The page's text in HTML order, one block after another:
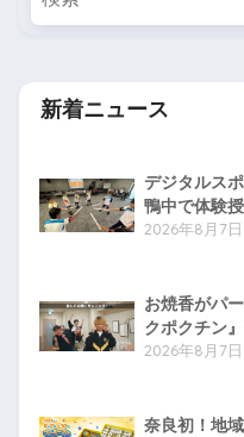
新着ニュース
デジタルス
鴨中で体験授
2026年8月7日
お焼香がパ
クポクチン
2026年8月7日
奈良初！地